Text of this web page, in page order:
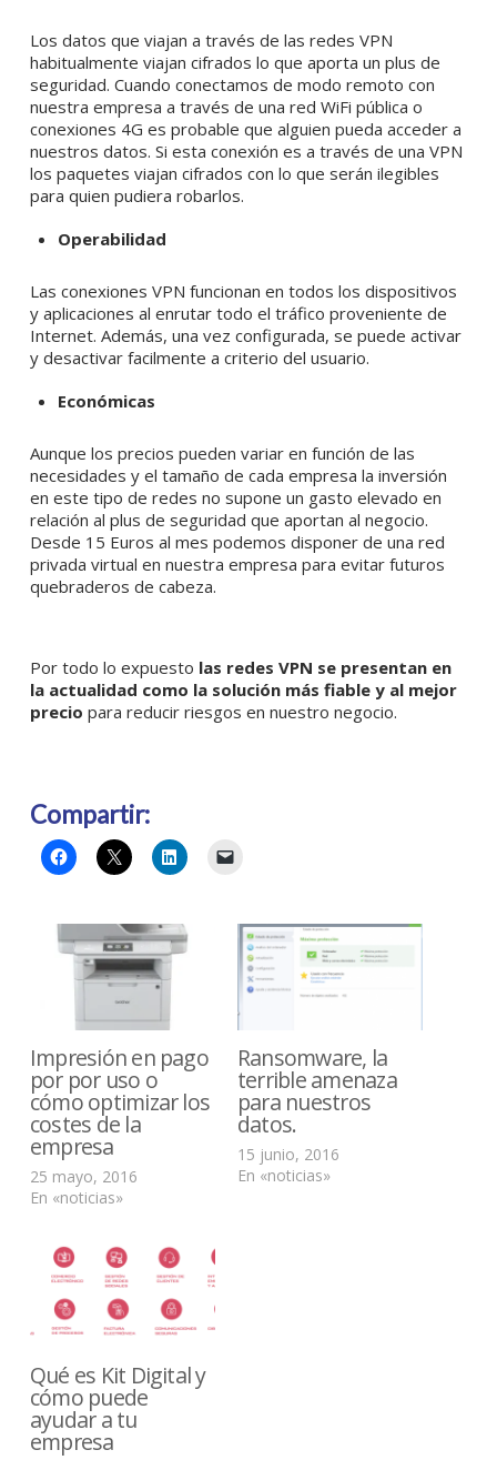
Los datos que viajan a través de las redes VPN
habitualmente viajan cifrados lo que aporta un plus de
seguridad. Cuando conectamos de modo remoto con
nuestra empresa a través de una red WiFi pública o
conexiones 4G es probable que alguien pueda acceder a
nuestros datos. Si esta conexión es a través de una VPN
los paquetes viajan cifrados con lo que serán ilegibles
para quien pudiera robarlos.
Operabilidad
Las conexiones VPN funcionan en todos los dispositivos
y aplicaciones al enrutar todo el tráfico proveniente de
Internet. Además, una vez configurada, se puede activar
y desactivar facilmente a criterio del usuario.
Económicas
Aunque los precios pueden variar en función de las
necesidades y el tamaño de cada empresa la inversión
en este tipo de redes no supone un gasto elevado en
relación al plus de seguridad que aportan al negocio.
Desde 15 Euros al mes podemos disponer de una red
privada virtual en nuestra empresa para evitar futuros
quebraderos de cabeza.
Por todo lo expuesto las redes VPN se presentan en
la actualidad como la solución más fiable y al mejor
precio para reducir riesgos en nuestro negocio.
Compartir:
Impresión en pago
por por uso o
cómo optimizar los
costes de la
empresa
25 mayo, 2016
En «noticias»
Ransomware, la
terrible amenaza
para nuestros
datos.
15 junio, 2016
En «noticias»
Qué es Kit Digital y
cómo puede
ayudar a tu
empresa